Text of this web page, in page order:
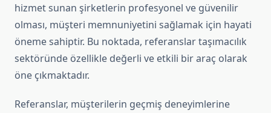
hizmet sunan şirketlerin profesyonel ve güvenilir
olması, müşteri memnuniyetini sağlamak için hayati
öneme sahiptir. Bu noktada, referanslar taşımacılık
sektöründe özellikle değerli ve etkili bir araç olarak
öne çıkmaktadır.
Referanslar, müşterilerin geçmiş deneyimlerine